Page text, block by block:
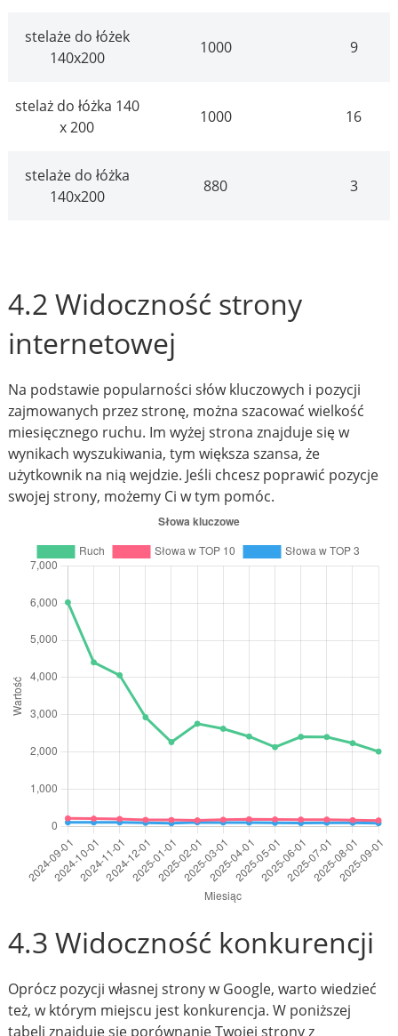
stelaże do łóżek
140x200
1000 9
stelaż do łóżka 140
x 200
1000 16
stelaże do łóżka
140x200
880 3
4.2 Widoczność strony
internetowej
Na podstawie popularności słów kluczowych i pozycji
zajmowanych przez stronę, można szacować wielkość
miesięcznego ruchu. Im wyżej strona znajduje się w
wynikach wyszukiwania, tym większa szansa, że
użytkownik na nią wejdzie. Jeśli chcesz poprawić pozycje
swojej strony, możemy Ci w tym pomóc.
4.3 Widoczność konkurencji
Oprócz pozycji własnej strony w Google, warto wiedzieć
też, w którym miejscu jest konkurencja. W poniższej
tabeli znajduje się porównanie Twojej strony z